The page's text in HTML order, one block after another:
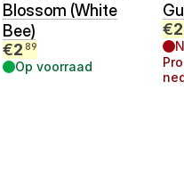
Blossom (White
Bee)
€2 89
Op voorraad
€2